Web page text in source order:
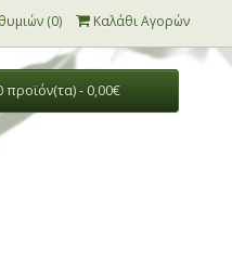
(0) Καλάθι Αγορών
προϊόν(τα) - 0,00€